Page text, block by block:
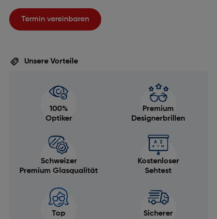
Termin vereinbaren
Unsere Vorteile
100%
Optiker
Premium
Designerbrillen
Schweizer
Premium Glasqualität
Kostenloser
Sehtest
Top
Sicherer